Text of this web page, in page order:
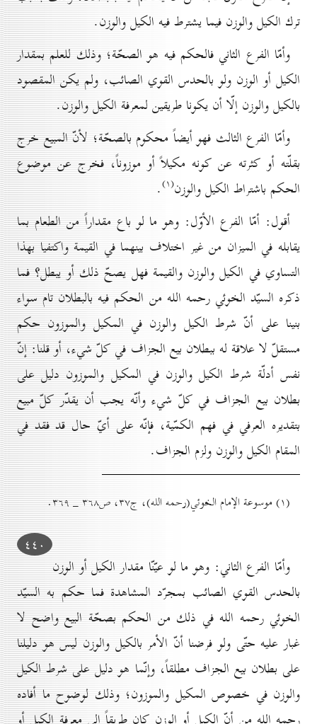
ترك الكيل والوزن فيما يشترط فيه الكيل والوزن.
وأمّا الفرع الثاني فالحكم فيه هو الصحّة؛ وذلك للعلم بمقدار
الكيل أو الوزن ولو بالحدس القوي الصائب، ولم يكن المقصود
بالكيل والوزن إلّا أن يكونا طريقين لمعرفة الكيل والوزن.
وأمّا الفرع الثالث فهو أيضاً محكوم بالصحّة؛ لأنّ المبيع خرج
بقلّته أو كثرته عن كونه مكيلاً أو موزوناً، فخرج عن موضوع
الحكم باشتراط الكيل والوزن(۱) .
أقول: أمّا الفرع الأوّل: وهو ما لو باع مقداراً من الطعام بما
يقابله في الميزان من غير اختلاف بينهما في القيمة واكتفيا بهذا
التساوي في الكيل والوزن والقيمة فهل يصحّ ذلك أو يبطل؟ فما
ذكره السيّد الخوئي رحمه الله من الحكم فيه بالبطلان تام سواء
بنينا على أنّ شرط الكيل والوزن في المكيل والموزون حكم
مستقلّ لا علاقة له ببطلان بيع الجزاف في كلّ شيء، أو قلنا: إنّ
نفس أدلّة شرط الكيل والوزن في المكيل والموزون دليل على
بطلان بيع الجزاف في كلّ شيء وأنّه يجب أن يقدّر كلّ مبيع
بتقديره العرفي في فهم الكمّية، فإنّه على أيّ حال قد فقد في
المقام الكيل والوزن ولزم الجزاف.
(۱) موسوعة الإمام الخوئي(رحمه الله)، ج۳۷، ص۳٦۸ _ ۳٦۹.
٤٤٠
وأمّا الفرع الثاني: وهو ما لو عيّنّا مقدار الكيل أو الوزن
بالحدس القوي الصائب بمجرّد المشاهدة فما حكم به السيّد
الخوئي رحمه الله في ذلك من الحكم بصحّة البيع واضح لا
غبار عليه حتّى ولو فرضنا أنّ الأمر بالكيل والوزن ليس هو دليلنا
على بطلان بيع الجزاف مطلقاً، وإنّما هو دليل على شرط الكيل
والوزن في خصوص المكيل والموزون؛ وذلك لوضوح ما أفاده